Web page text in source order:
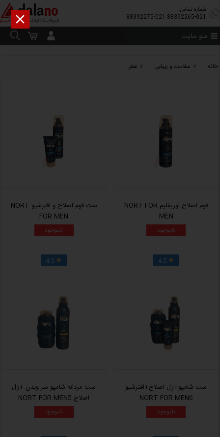
شماره تماس
88392265-021
88392275-021
منو سایت
خانه سلامت و زیبایی عطر
فوم اصلاح اوریفلیم NORT FOR
MEN
ناموجود

4.5
ست فوم اصلاح و افترشیو NORT
FOR MEN
ناموجود

ست شامپو+ژل اصلاح+افترشیو
NORT FOR MEN6
ناموجود
ست مردانه شامپو سر وبدن +ژل
اصلاح NORT FOR MEN5
ناموجود
